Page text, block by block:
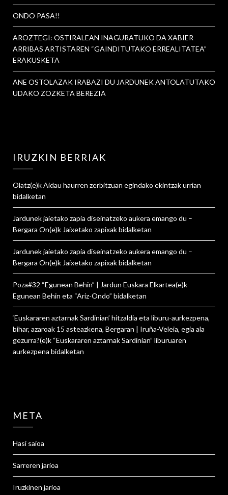
ONDO PASA!!
AROZTEGI: OSTIRALEAN INAGURATUKO DA XABIER
ARRIBAS ARTISTAREN “GAINDITUTAKO ERREALITATEA”
ERAKUSKETA
ANE OSTOLAZAK IRABAZI DU JARDUNEK ANTOLATUTAKO
UDAKO ZOZKETA BEREZIA
IRUZKIN BERRIAK
Olatz(e)kAidau haurren zerbitzuan egindako ekintzak urrian
bidalketan
Jardunek jaietako zapia diseinatzeko aukera emango du –
Bergara On(e)k Jaixetako zapixakbidalketan
Jardunek jaietako zapia diseinatzeko aukera emango du –
Bergara On(e)k Jaixetako zapixakbidalketan
Poza#32 “Egunean Behin” | Jardun Euskara Elkartea(e)k
Egunean Behin eta “Ariz-Ondo” bidalketan
‘Euskararen aztarnak Sardinian’ hitzaldia eta liburu-aurkezpena,
bihar, azaroak 15 asteazkena, Bergaran | Iruña-Veleia, egia ala
gezurra?(e)k “Euskararen aztarnak Sardinian” liburuaren
aurkezpena bidalketan
META
Hasi saioa
Sarreren jarioa
Iruzkinen jarioa